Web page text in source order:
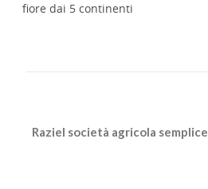
fiore dai 5 continenti
Raziel società agricola semplice